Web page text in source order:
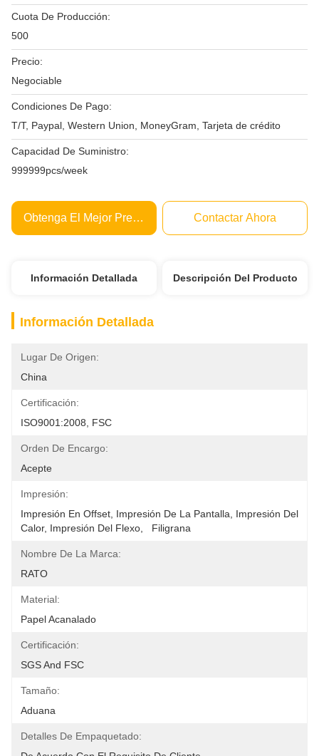
Cuota De Producción:
500
Precio:
Negociable
Condiciones De Pago:
T/T, Paypal, Western Union, MoneyGram, Tarjeta de crédito
Capacidad De Suministro:
999999pcs/week
Obtenga El Mejor Precio Contactar Ahora
Información Detallada Descripción Del Producto
Información Detallada
Lugar De Origen:
China
Certificación:
ISO9001:2008, FSC
Orden De Encargo:
Acepte
Impresión:
Impresión En Offset, Impresión De La Pantalla, Impresión Del
Calor, Impresión Del Flexo,   Filigrana
Nombre De La Marca:
RATO
Material:
Papel Acanalado
Certificación:
SGS And FSC
Tamaño:
Aduana
Detalles De Empaquetado: